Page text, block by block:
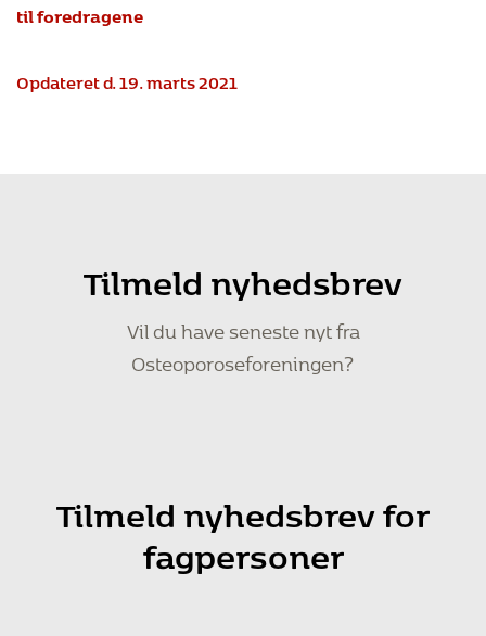
har det, man kalder
til foredragene
Opdateret d. 19. marts 2021
Tilmeld nyhedsbrev
Vil du have seneste nyt fra
Osteoporoseforeningen?
Tilmeld nyhedsbrev for
fagpersoner